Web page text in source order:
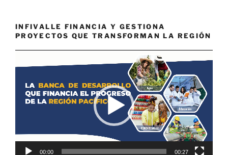
INFIVALLE FINANCIA Y GESTIONA
PROYECTOS QUE TRANSFORMAN LA REGIÓN
de
00:00 00:27